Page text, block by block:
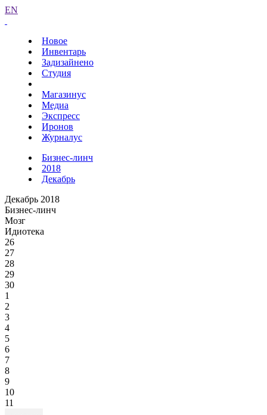
EN
Новое
Инвентарь
Задизайнено
Студия
Магазинус
Медиа
Экспресс
Иронов
Журналус
Бизнес-линч
2018
Декабрь
Декабрь 2018
Бизнес-линч
Мозг
Идиотека
26
27
28
29
30
1
2
3
4
5
6
7
8
9
10
11